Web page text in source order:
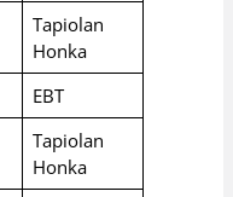
Tapiolan
Honka
EBT
Tapiolan
Honka